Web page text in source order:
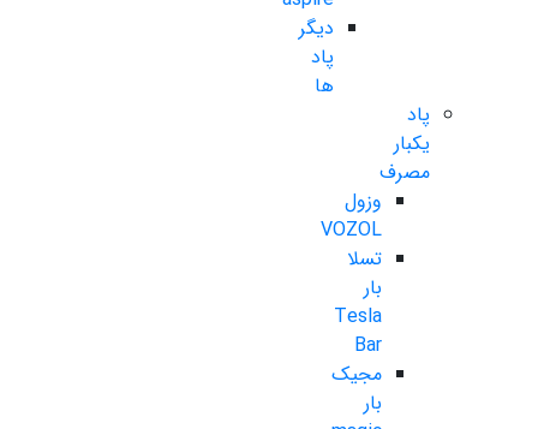
دیگر
پاد
ها
پاد
یکبار
مصرف
وزول
VOZOL
تسلا
بار
Tesla
Bar
مجیک
بار